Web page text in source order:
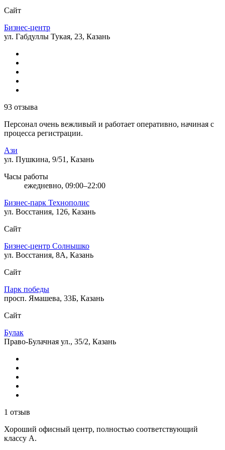
Сайт
Бизнес-центр
ул. Габдуллы Тукая, 23, Казань
93 отзыва
Персонал очень вежливый и работает оперативно, начиная с
процесса регистрации.
Ази
ул. Пушкина, 9/51, Казань
Часы работы
ежедневно, 09:00–22:00
Бизнес-парк Технополис
ул. Восстания, 126, Казань
Сайт
Бизнес-центр Солнышко
ул. Восстания, 8А, Казань
Сайт
Парк победы
просп. Ямашева, 33Б, Казань
Сайт
Булак
Право-Булачная ул., 35/2, Казань
1 отзыв
Хороший офисный центр, полностью соответствующий
классу А.